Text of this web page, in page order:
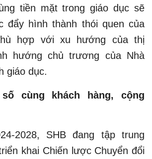
tiền mặt trong giáo dục sẽ
đẩy hình thành thói quen của
hợp với xu hướng của thị
hướng chủ trương của Nhà
giáo dục.
cùng khách hàng, cộng
2028, SHB đang tập trung
khai Chiến lược Chuyển đổi